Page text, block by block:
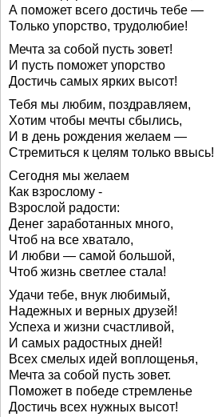
А поможет всего достичь тебе —
Только упорство, трудолюбие!
Мечта за собой пусть зовет!
И пусть поможет упорство
Достичь самых ярких высот!
Тебя мы любим, поздравляем,
Хотим чтобы мечты сбылись,
И в день рождения желаем —
Стремиться к целям только ввысь!
Сегодня мы желаем
Как взрослому -
Взрослой радости:
Денег заработанных много,
Чтоб на все хватало,
И любви — самой большой,
Чтоб жизнь светлее стала!
Удачи тебе, внук любимый,
Надежных и верных друзей!
Успеха и жизни счастливой,
И самых радостных дней!
Всех смелых идей воплощенья,
Мечта за собой пусть зовет.
Поможет в победе стремленье
Достичь всех нужных высот!